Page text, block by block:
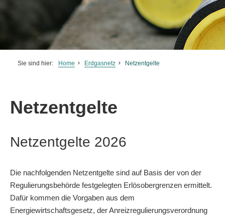
Sie sind hier: Home Erdgasnetz Netzentgelte
Netzentgelte
Netzentgelte 2026
Die nachfolgenden Netzentgelte sind auf Basis der von der
Regulierungsbehörde festgelegten Erlösobergrenzen ermittelt.
Dafür kommen die Vorgaben aus dem
Energiewirtschaftsgesetz, der Anreizregulierungsverordnung
Schrift vergrößern
Schrift verkleinern
Wortabstand vergrößern
Wortabstand verkleinern
Zeilenabstand verkleinern
Graustufen
Lesehilfe
Links unterstreichen